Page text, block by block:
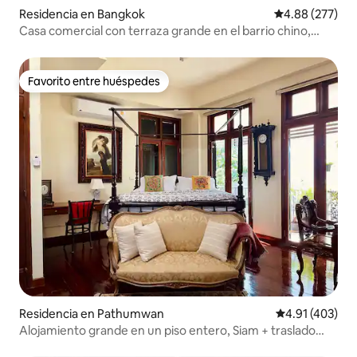
Residencia en Bangkok Calificación
4.88 (277)
Casa comercial con terraza grande en el barrio chino,
Favorito entre huéspedes
Favorito entre huéspedes
Residencia en Pathumwan Calificación
4.91 (403)
Alojamiento grande en un piso entero, Siam + traslado